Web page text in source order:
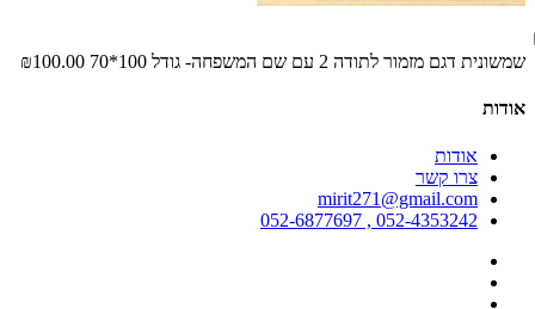
שמשונית דגם מזמור לתודה 2 עם שם המשפחה- גודל 100*70 ₪100.00
אודות
אודות
צרו קשר
mirit271@gmail.com
052-4353242 , 052-6877697